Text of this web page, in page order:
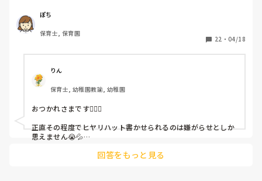
（そう言う本人は書かない）
しかも、上司に↑この内容でも
ちゃんと考えて対策を練って書き込むようにと。
呼ばれて一緒に対策を考えさせられること多数
これだけで30〜40分拘束されて辛いです
皆さんの園はどうですか?
ぽち
保育士, 保育園
22 ・ 04/18
りん
保育士, 幼稚園教諭, 幼稚園
おつかれさまです🙇🏻‍♀️
正直その程度でヒヤリハット書かせられるのは嫌がらせとしか
思えません😭💦
回答をもっと見る